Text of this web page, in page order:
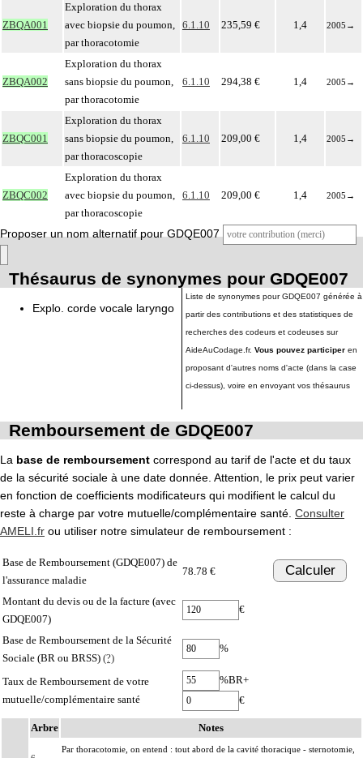
ZBQA001
Exploration du thorax
avec biopsie du poumon,
par thoracotomie
6.1.10 235,59 € 1,4 2005 →
ZBQA002
Exploration du thorax
sans biopsie du poumon,
par thoracotomie
6.1.10 294,38 € 1,4 2005 →
ZBQC001
Exploration du thorax
sans biopsie du poumon,
par thoracoscopie
6.1.10 209,00 € 1,4 2005 →
ZBQC002
Exploration du thorax
avec biopsie du poumon,
par thoracoscopie
6.1.10 209,00 € 1,4 2005 →
Proposer un nom alternatif pour GDQE007
Thésaurus de synonymes pour GDQE007
Explo. corde vocale laryngo
Liste de synonymes pour GDQE007 générée à
partir des contributions et des statistiques de
recherches des codeurs et codeuses sur
AideAuCodage.fr. Vous pouvez participer en
proposant d'autres noms d'acte (dans la case
ci-dessus), voire en envoyant vos thésaurus
Remboursement de GDQE007
La base de remboursement correspond au tarif de l'acte et du taux
de la sécurité sociale à une date donnée. Attention, le prix peut varier
en fonction de coefficients modificateurs qui modifient le calcul du
reste à charge par votre mutuelle/complémentaire santé. Consulter
AMELI.fr ou utiliser notre simulateur de remboursement :
Base de Remboursement (GDQE007) de
l'assurance maladie
78.78 € Calculer
Montant du devis ou de la facture (avec
GDQE007)
€
Base de Remboursement de la Sécurité
Sociale (BR ou BRSS) (?)
%
Taux de Remboursement de votre
mutuelle/complémentaire santé
%BR+
€
Arbre Notes
Par thoracotomie, on entend : tout abord de la cavité thoracique - sternotomie,